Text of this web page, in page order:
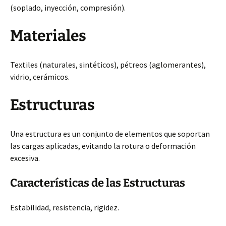
(soplado, inyección, compresión).
Materiales
Textiles (naturales, sintéticos), pétreos (aglomerantes),
vidrio, cerámicos.
Estructuras
Una estructura es un conjunto de elementos que soportan
las cargas aplicadas, evitando la rotura o deformación
excesiva.
Características de las Estructuras
Estabilidad, resistencia, rigidez.